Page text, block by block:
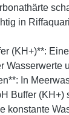
in
(KH+)**:
In
Buffer
konstante